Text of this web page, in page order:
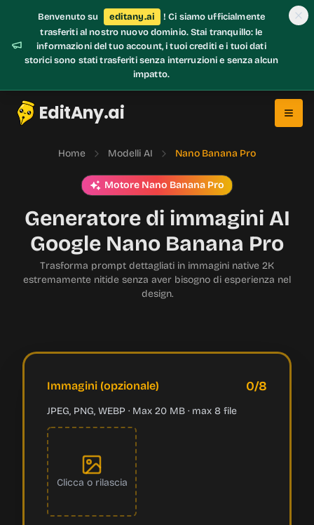
Benvenuto su editany.ai
! Ci siamo ufficialmente
trasferiti al nostro nuovo dominio. Stai tranquillo: le
informazioni del tuo account, i tuoi crediti e i tuoi dati
storici sono stati trasferiti senza interruzioni e senza alcun
impatto.
EditAny.ai
Home Modelli AI Nano Banana Pro
Generatore di immagini AI
Google Nano Banana Pro
Motore Nano Banana Pro
Trasforma prompt dettagliati in immagini native 2K
estremamente nitide senza aver bisogno di esperienza nel
design.
Immagini (opzionale) 0/8
JPEG, PNG, WEBP · Max 20 MB · max 8 file
Clicca o rilascia